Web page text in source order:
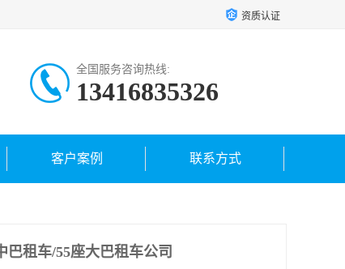
资质认证
全国服务咨询热线:
13416835326
客户案例 联系方式
巴租车/55座大巴租车公司